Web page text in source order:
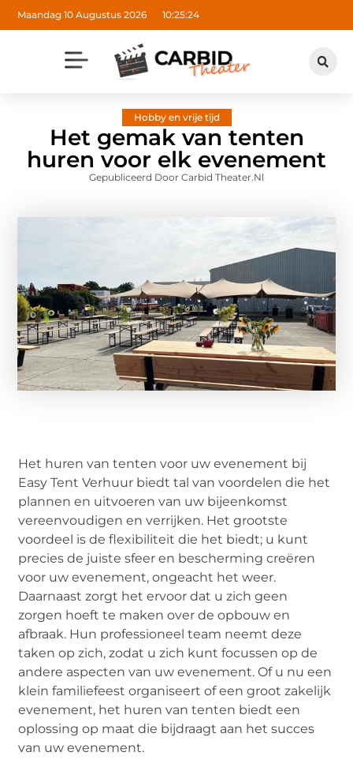
Maandag 10 Augustus 2026 10:25:25
Hobby en vrije tijd
Het gemak van tenten
huren voor elk evenement
Gepubliceerd Door Carbid Theater.nl
Het huren van tenten voor uw evenement bij
Easy Tent Verhuur biedt tal van voordelen die het
plannen en uitvoeren van uw bijeenkomst
vereenvoudigen en verrijken. Het grootste
voordeel is de flexibiliteit die het biedt; u kunt
precies de juiste sfeer en bescherming creëren
voor uw evenement, ongeacht het weer.
Daarnaast zorgt het ervoor dat u zich geen
zorgen hoeft te maken over de opbouw en
afbraak. Hun professioneel team neemt deze
taken op zich, zodat u zich kunt focussen op de
andere aspecten van uw evenement. Of u nu een
klein familiefeest organiseert of een groot zakelijk
evenement, het huren van tenten biedt een
oplossing op maat die bijdraagt aan het succes
van uw evenement.